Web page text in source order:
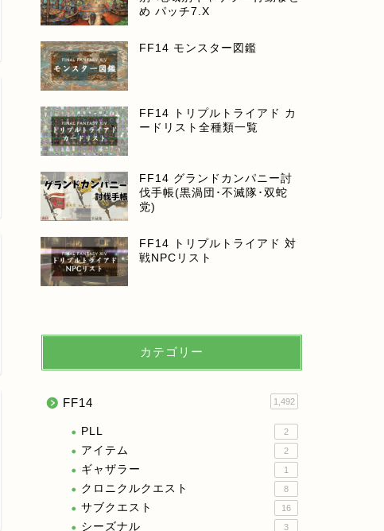
め パッチ7.X
FF14 モンスター図鑑
FF14 トリプルトライアド カ
ードリスト全種類一覧
FF14 グランドカンパニー討
伐手帳(黒渦団･不滅隊･双蛇
党)
FF14 トリプルトライアド 対
戦NPCリスト
カテゴリー
FF14 1,492
PLL 2
アイテム 2
ギャザラー 1
クロニクルクエスト 8
サブクエスト 16
シーズナル 3